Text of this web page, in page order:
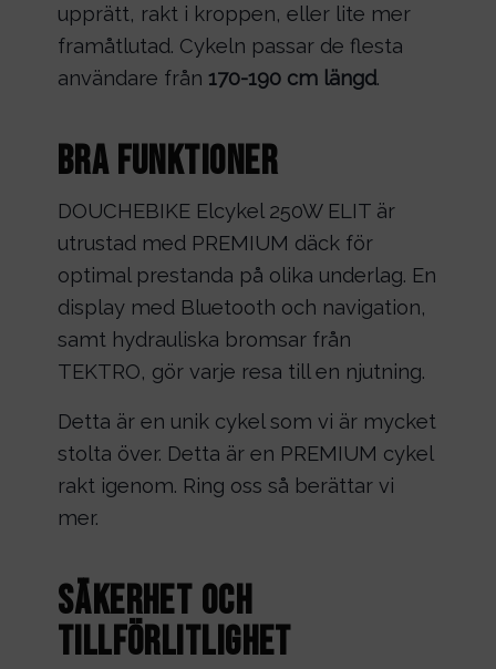
upprätt, rakt i kroppen, eller lite mer
framåtlutad. Cykeln passar de flesta
användare från 170-190 cm längd.
Bra funktioner
DOUCHEBIKE Elcykel 250W ELIT är
utrustad med PREMIUM däck för
optimal prestanda på olika underlag. En
display med Bluetooth och navigation,
samt hydrauliska bromsar från
TEKTRO, gör varje resa till en njutning.
Detta är en unik cykel som vi är mycket
stolta över. Detta är en PREMIUM cykel
rakt igenom. Ring oss så berättar vi
mer.
Säkerhet och
Tillförlitlighet